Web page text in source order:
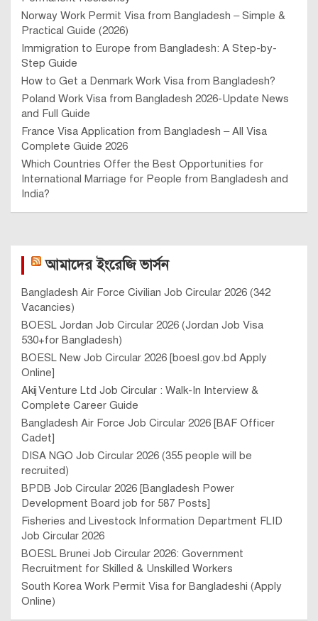
Norway Work Permit Visa from Bangladesh – Simple &
Practical Guide (2026)
Immigration to Europe from Bangladesh: A Step-by-
Step Guide
How to Get a Denmark Work Visa from Bangladesh?
Poland Work Visa from Bangladesh 2026-Update News
and Full Guide
France Visa Application from Bangladesh – All Visa
Complete Guide 2026
Which Countries Offer the Best Opportunities for
International Marriage for People from Bangladesh and
India?
আমাদের ইংরেজি ভার্সন
Bangladesh Air Force Civilian Job Circular 2026 (342
Vacancies)
BOESL Jordan Job Circular 2026 (Jordan Job Visa
530+for Bangladesh)
BOESL New Job Circular 2026 [boesl.gov.bd Apply
Online]
Akij Venture Ltd Job Circular : Walk-In Interview &
Complete Career Guide
Bangladesh Air Force Job Circular 2026 [BAF Officer
Cadet]
DISA NGO Job Circular 2026 (355 people will be
recruited)
BPDB Job Circular 2026 [Bangladesh Power
Development Board job for 587 Posts]
Fisheries and Livestock Information Department FLID
Job Circular 2026
BOESL Brunei Job Circular 2026: Government
Recruitment for Skilled & Unskilled Workers
South Korea Work Permit Visa for Bangladeshi (Apply
Online)